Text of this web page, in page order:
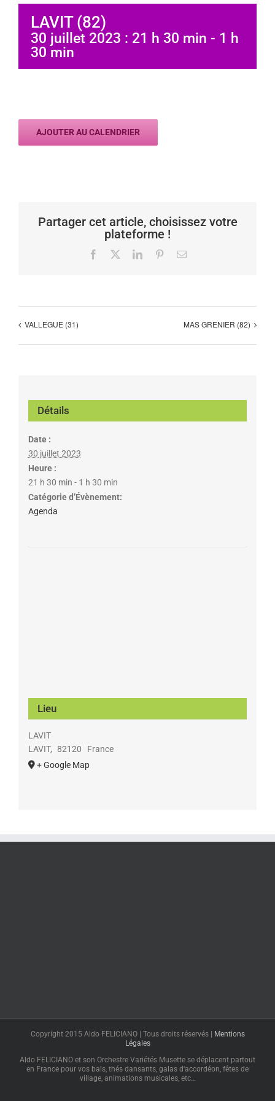
LAVIT (82)
30 juillet 2023 : 21 h 30 min - 1 h
30 min
AJOUTER AU CALENDRIER
Partager cet article, choisissez votre
plateforme !
Facebook LinkedInPinterestEmail
VALLEGUE (31) MAS GRENIER (82)
Détails
Date :
30 juillet 2023
Heure :
21 h 30 min - 1 h 30 min
Catégorie d’Évènement:
Agenda
Lieu
LAVIT
LAVIT, 82120
France
+ Google Map
Copyright 2015 Aldo FELICIANO | Tous droits réservés |
Mentions
Légales
Aldo FELICIANO et son Orchestre Variétés Musette se déplacent partout
en France pour vos bals, thés dansants, galas d'accordéon, fêtes de
village, animations musicales, etc…